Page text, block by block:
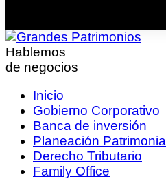
Hablemos
de negocios
Inicio
Gobierno Corporativo
Banca de inversión
Planeación Patrimonial
Derecho Tributario
Family Office